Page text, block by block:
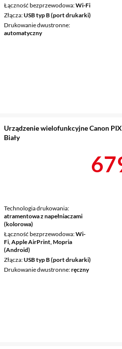
Łączność bezprzewodowa Wi-Fi
Złącza USB typ B (port drukarki)
Drukowanie dwustronne
automatyczny
Urządzenie wielofunkcyjne Canon
Biały
Technologia drukowania
atramentowa z napełniaczami
(kolorowa)
Łączność bezprzewodowa Wi-
Fi, Apple AirPrint, Mopria
(Android)
Złącza USB typ B (port drukarki)
Drukowanie dwustronne ręczny